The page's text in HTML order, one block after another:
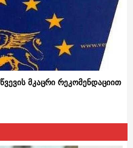
მკაცრი რეკომენდაციით